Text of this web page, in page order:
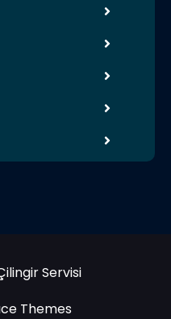
Servisi
Themes